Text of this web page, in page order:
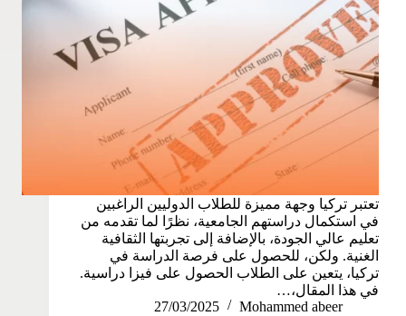
تعتبر تركيا وجهة مميزة للطلاب الدوليين الراغبين
في استكمال دراستهم الجامعية، نظرًا لما تقدمه من
تعليم عالي الجودة، بالإضافة إلى تجربتها الثقافية
الغنية. ولكن، للحصول على فرصة الدراسة في
تركيا، يتعين على الطلاب الحصول على فيزا دراسية.
في هذا المقال،…
Mohammed abeer
27/03/2025